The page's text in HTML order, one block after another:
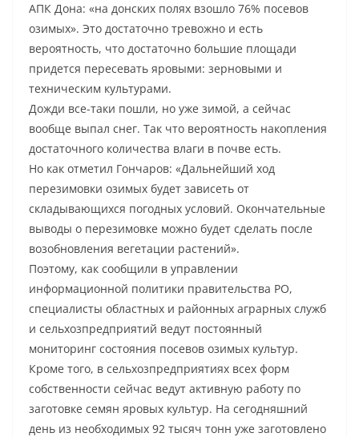
АПК Дона: «на донских полях взошло 76% посевов
озимых». Это достаточно тревожно и есть
вероятность, что достаточно большие площади
придется пересевать яровыми: зерновыми и
техническим культурами.
Дожди все-таки пошли, но уже зимой, а сейчас
вообще выпал снег. Так что вероятность накопления
достаточного количества влаги в почве есть.
Но как отметил Гончаров: «Дальнейший ход
перезимовки озимых будет зависеть от
складывающихся погодных условий. Окончательные
выводы о перезимовке можно будет сделать после
возобновления вегетации растений».
Поэтому, как сообщили в управлении
информационной политики правительства РО,
специалисты областных и районных аграрных служб
и сельхозпредприятий ведут постоянный
мониторинг состояния посевов озимых культур.
Кроме того, в сельхозпредприятиях всех форм
собственности сейчас ведут активную работу по
заготовке семян яровых культур. На сегодняшний
день из необходимых 92 тысяч тонн уже заготовлено